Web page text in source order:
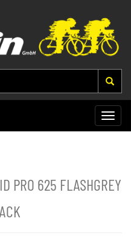
Toggle
PRO 625 FLASHGREY